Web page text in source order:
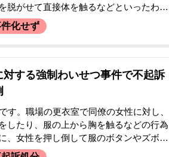
脱がせて直接体を触るなどといったわい
わたり行いました。<br /> 後日、依頼者
つ事件で逮捕され、その取り調べ中に本
ては示談が成立し釈放されました。その
についても終了したかのような説明があ
母親から「元に戻してください」という
応に困って相談に至りました。
化せず
する強制わいせつ事件で不起訴
す。職場の更衣室で同僚の女性に対し、
したり、服の上から胸を触るなどの行為
、女性を押し倒して服のボタンやズボン
したが、抵抗されたため行為をやめまし